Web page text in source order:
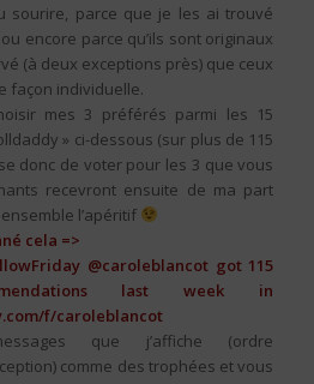
sourire, parce que je les ai trouvé
encore parce qu’ils sont originaux
(à deux exceptions près) que ceux
façon individuelle.
mes 3 préférés parmi les 15
» ci-dessous (sur plus de 115
donc de voter pour les 3 que vous
recevront ensuite de ma part
l’apéritif
cela =>
@caroleblancot got 115
last week in
f/caroleblancot
que j’affiche (ordre
comme des trophées et vous